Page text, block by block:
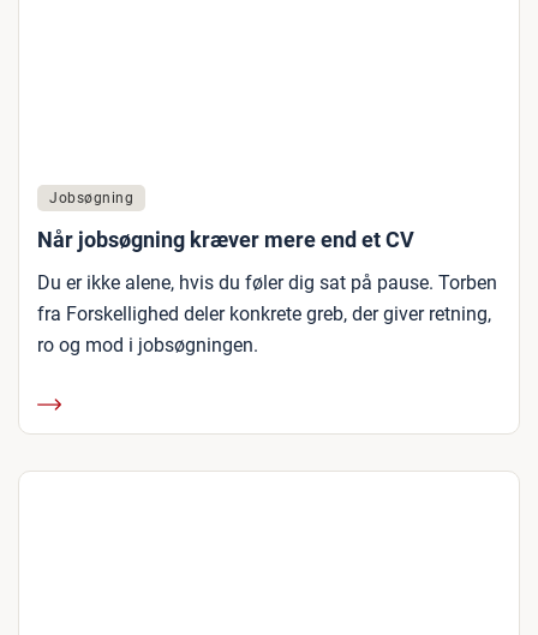
Jobsøgning
Når jobsøgning kræver mere end et CV
Du er ikke alene, hvis du føler dig sat på pause. Torben
fra Forskellighed deler konkrete greb, der giver retning,
ro og mod i jobsøgningen.